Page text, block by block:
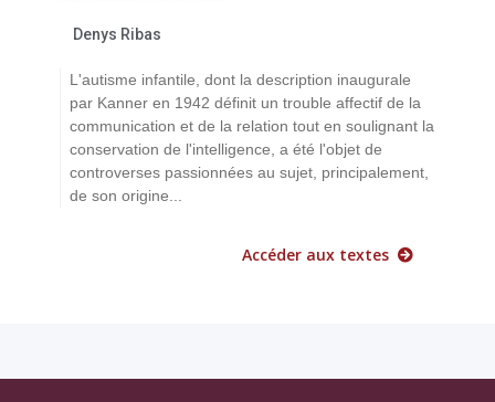
Denys Ribas
L'autisme infantile, dont la description inaugurale
par Kanner en 1942 définit un trouble affectif de la
communication et de la relation tout en soulignant la
conservation de l'intelligence, a été l'objet de
controverses passionnées au sujet, principalement,
de son origine...
Accéder aux textes